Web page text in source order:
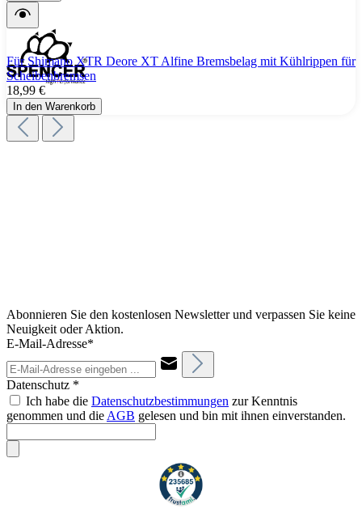
Für Shimano XTR Deore XT Alfine Bremsbelag mit Kühlrippen für
Scheibenbremsen
18,99 €
In den Warenkorb
Abonnieren Sie den kostenlosen Newsletter und verpassen Sie keine
Neuigkeit oder Aktion.
E-Mail-Adresse*
Datenschutz *
Ich habe die Datenschutzbestimmungen zur Kenntnis
genommen und dieAGB gelesen und bin mit ihnen einverstanden.